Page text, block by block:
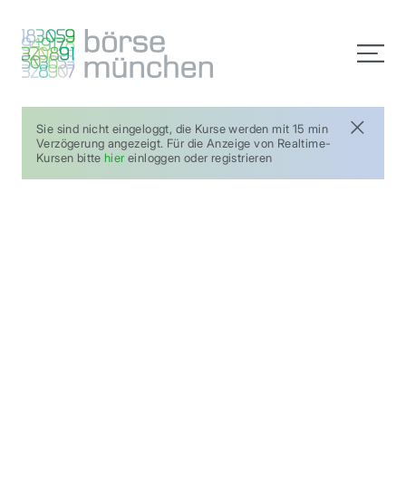
Sie sind nicht eingeloggt, die Kurse werden mit 15 min
Verzögerung angezeigt. Für die Anzeige von Realtime-
Kursen bittehier einloggen oder registrieren